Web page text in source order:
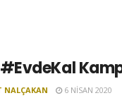
#EvdeKal
NALÇAKAN 6 NISAN 2020